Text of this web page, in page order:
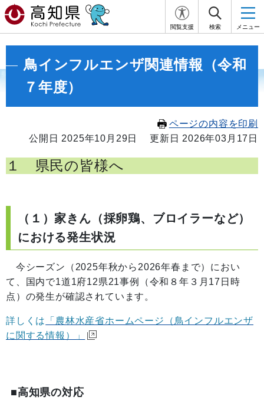
閲覧支援 検索 メニュー
鳥インフルエンザ関連情報（令和
７年度）
ページの内容を印刷
公開日 2025年10月29日
更新日 2026年03月17日
１ 県民の皆様へ
（１）家きん（採卵鶏、ブロイラーなど）
における発生状況
今シーズン（2025年秋から2026年春まで）におい
て、国内で1道1府12県21事例（令和８年３月17日時
点）の発生が確認されています。
詳しくは
「農林水産省ホームページ（鳥インフルエンザ
に関する情報）」
■高知県の対応